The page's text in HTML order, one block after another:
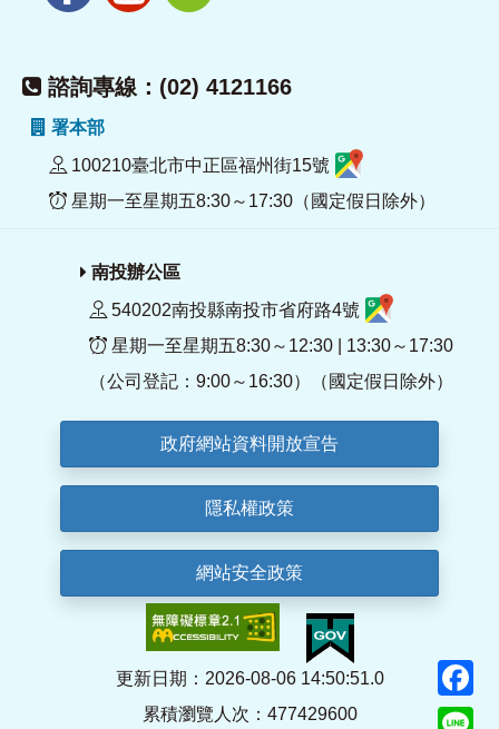
諮詢專線：(02) 4121166
署本部
100210臺北市中正區福州街15號
星期一至星期五8:30～17:30（國定假日除外）
南投辦公區
540202南投縣南投市省府路4號
星期一至星期五8:30～12:30 | 13:30～17:30
（公司登記：9:00～16:30）（國定假日除外）
政府網站資料開放宣告
隱私權政策
網站安全政策
更新日期：2026-08-06 14:50:51.0
累積瀏覽人次：477429600